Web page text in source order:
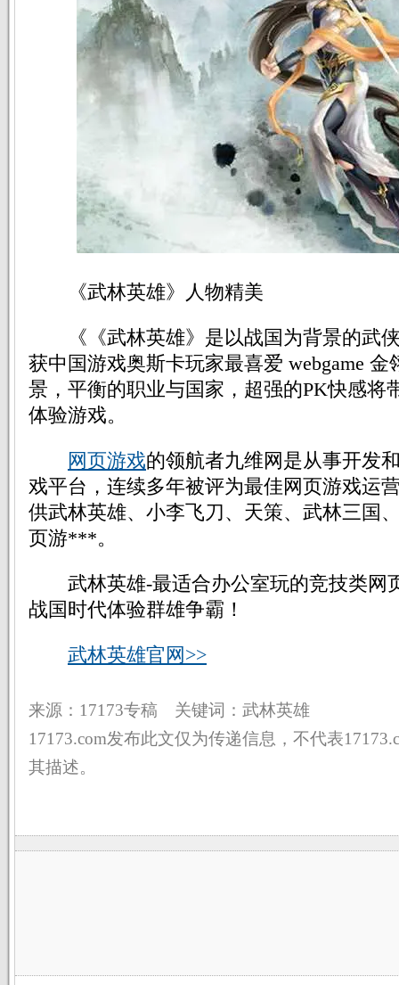
《武林英雄》人物精美
《《武林英雄》是以战国为背景的武侠
获中国游戏奥斯卡玩家最喜爱 webgame
景，平衡的职业与国家，超强的PK快感将
体验游戏。
网页游戏的领航者九维网是从事开发
戏平台，连续多年被评为最佳网页游戏运
供武林英雄、小李飞刀、天策、武林三国
页游***。
武林英雄-最适合办公室玩的竞技类网
战国时代体验群雄争霸！
武林英雄官网>>
来源：17173专稿 关键词：武林英雄
17173.com发布此文仅为传递信息，不代表
其描述。